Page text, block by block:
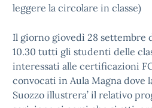
leggere la circolare in classe)
Il giorno giovedì 28 settembre
10.30 tutti gli studenti delle
interessati alle certificazioni
convocati in Aula Magna dove
Suozzo illustrera’ il relativo